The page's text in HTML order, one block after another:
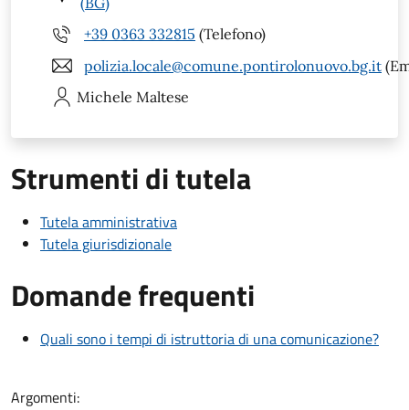
+39 0363 332815 (Telefono)
polizia.locale@comune.pontirolonuovo.bg.it
Michele Maltese
Strumenti di tutela
Tutela amministrativa
Tutela giurisdizionale
Domande frequenti
Quali sono i tempi di istruttoria di una comunicazione?
Argomenti: